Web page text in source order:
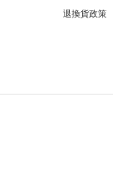
退換貨政策